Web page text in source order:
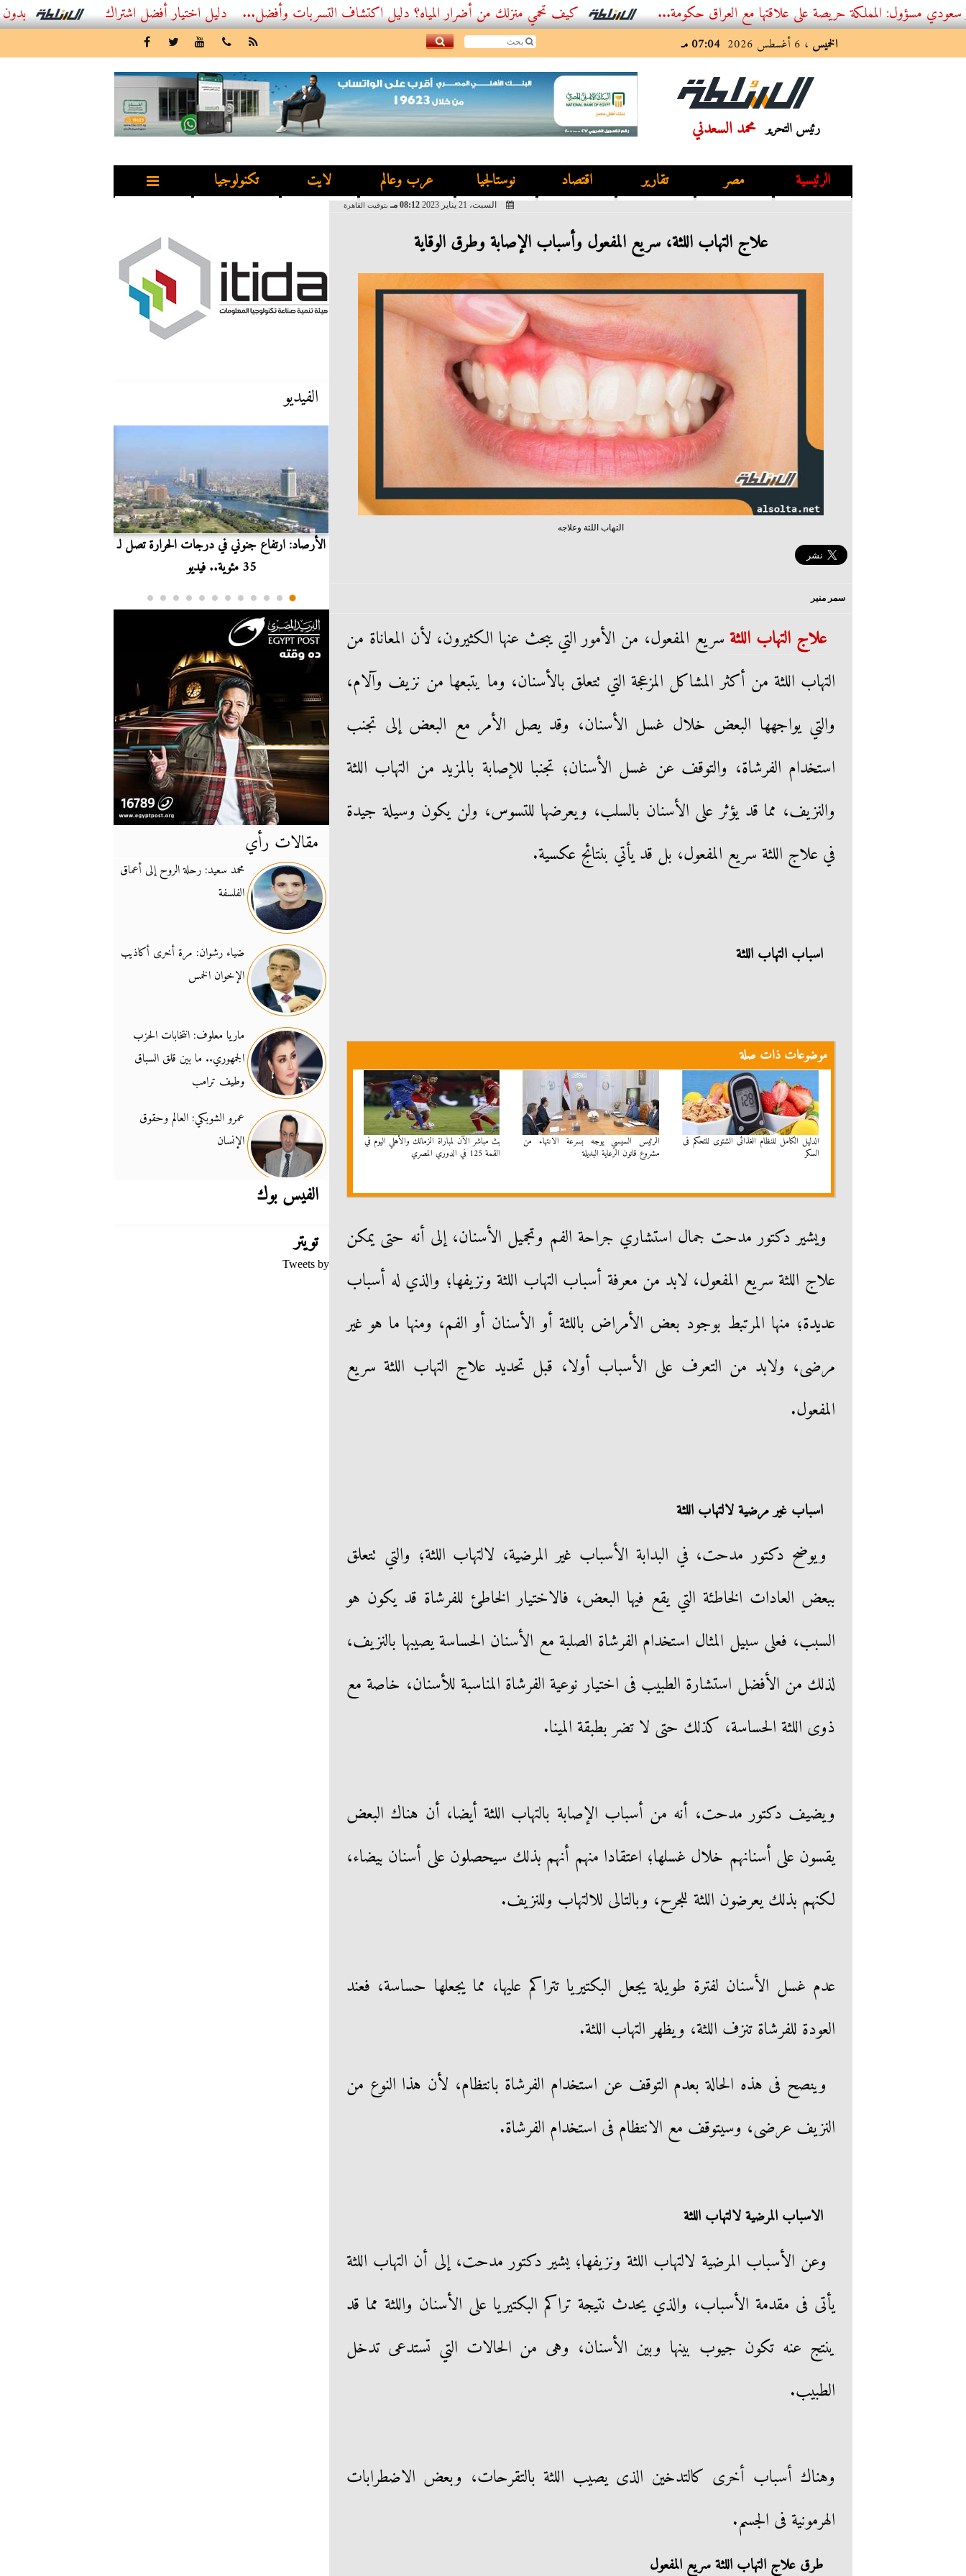
أفضل اشتراك IPTV بدون تقطيع 2026 – دليل المشاهد العصري المملكة حريصة على علاقتها مع العراق حكومة... كيف تحمي منزلك من أضرار المياه؟ دليل اكتشاف التسربات وأفضل...
الخميس ، 6 أغسطس 2026 07:04 مـ
رئيس التحرير محمد السعدني
الرئيسية مصر تقارير اقتصاد نوستالجيا عرب وعالم لايت تكنولوجيا
السبت، 21 يناير 2023 08:12 مـ بتوقيت القاهرة
علاج التهاب اللثة، سريع المفعول وأسباب الإصابة وطرق الوقاية
التهاب اللثة وعلاجه
سمر منير
علاج التهاب اللثةسريع المفعول، من الأمور التي يبحث عنها الكثيرون، لأن المعاناة من
التهاب اللثة من أكثر المشاكل المزعجة التي تتعلق بالأسنان، وما يتبعها من نزيف وآلام،
والتي يواجهها البعض خلال غسل الأسنان، وقد يصل الأمر مع البعض إلى تجنب
استخدام الفرشاة، والتوقف عن غسل الأسنان؛ تجنبا للإصابة بالمزيد من التهاب اللثة
والنزيف، مما قد يؤثر على الأسنان بالسلب، ويعرضها للتسوس، ولن يكون وسيلة جيدة
في علاج اللثة سريع المفعول، بل قد يأتي بنتائج عكسية.
اسباب التهاب اللثة
موضوعات ذات صلة
الدليل الكامل للنظام الغذائى الشتوى للتحكم فى
السكر
الرئيس السيسي يوجه بسرعة الانتهاء من
مشروع قانون الرعاية البديلة
بث مباشر الآن لمباراة الزمالك والأهلي اليوم في
القمة 125 في الدوري المصري
ويشير دكتور مدحت جمال استشاري جراحة الفم وتجميل الأسنان، إلى أنه حتى يمكن
علاج اللثة سريع المفعول، لابد من معرفة أسباب التهاب اللثة ونزيفها؛ والذي له أسباب
عديدة؛ منها المرتبط بوجود بعض الأمراض باللثة أو الأسنان أو الفم، ومنها ما هو غير
مرضى، ولابد من التعرف على الأسباب أولا، قبل تحديد علاج التهاب اللثة سريع
المفعول.
اسباب غير مرضية لالتهاب اللثة
ويوضح دكتور مدحت، في البدابة الأسباب غير المرضية، لالتهاب اللثة؛ والتي تتعلق
ببعض العادات الخاطئة التي يقع فيها البعض، فالاختيار الخاطئ للفرشاة قد يكون هو
السبب، فعلى سبيل المثال استخدام الفرشاة الصلبة مع الأسنان الحساسة يصيبها بالنزيف،
لذلك من الأفضل استشارة الطبيب فى اختيار نوعية الفرشاة المناسبة للأسنان، خاصة مع
ذوى اللثة الحساسة، كذلك حتى لا تضر بطبقة المينا.
ويضيف دكتور مدحت، أنه من أسباب الإصابة بالتهاب اللثة أيضا، أن هناك البعض
يقسون على أسنانهم خلال غسلها؛ اعتقادا منهم أنهم بذلك سيحصلون على أسنان بيضاء،
لكنهم بذلك يعرضون اللثة للجرح، وبالتالى للالتهاب وللنزيف.
عدم غسل الأسنان لفترة طويلة يجعل البكتيريا تتراكم عليها، مما يجعلها حساسة، فعند
العودة للفرشاة تنزف اللثة، ويظهر التهاب اللثة.
وينصح فى هذه الحالة بعدم التوقف عن استخدام الفرشاة بانتظام، لأن هذا النوع من
النزيف عرضى، وسيتوقف مع الانتظام فى استخدام الفرشاة.
الاسباب المرضية لالتهاب اللثة
وعن الأسباب المرضية لالتهاب اللثة ونزيفها؛ يشير دكتور مدحت، إلى أن التهاب اللثة
يأتى فى مقدمة الأسباب، والذي يحدث نتيجة تراكم البكتيريا على الأسنان واللثة مما قد
ينتج عنه تكون جيوب بينها وبين الأسنان، وهى من الحالات التي تستدعى تدخل
الطبيب.
وهناك أسباب أخرى كالتدخين الذى يصيب اللثة بالتقرحات، وبعض الاضطرابات
الهرمونية فى الجسم.
طرق علاج التهاب اللثة سريع المفعول
الفيديو
الأرصاد: ارتفاع جنوني في درجات الحرارة تصل لـ
35 مئوية.. فيديو
مقالات رأي
محمد سعيد: رحلة الروح إلى أعماق
الفلسفة
ضياء رشوان: مرة أخرى أكاذيب
الإخوان الخمس
ماريا معلوف: انتخابات الحزب
الجمهوري.. ما بين قلق السباق
وطيف ترامب
عمرو الشوبكي: العالم وحقوق
الإنسان
الفيس بوك
تويتر
Tweets by